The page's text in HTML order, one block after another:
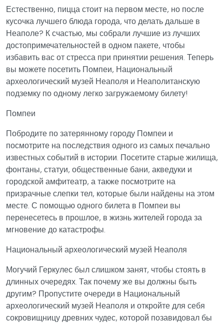
Естественно, пицца стоит на первом месте, но после
кусочка лучшего блюда города, что делать дальше в
Неаполе? К счастью, мы собрали лучшие из лучших
достопримечательностей в одном пакете, чтобы
избавить вас от стресса при принятии решения. Теперь
вы можете посетить Помпеи, Национальный
археологический музей Неаполя и Неаполитанскую
подземку по одному легко загружаемому билету!
Помпеи
Побродите по затерянному городу Помпеи и
посмотрите на последствия одного из самых печально
известных событий в истории. Посетите старые жилища,
фонтаны, статуи, общественные бани, акведуки и
городской амфитеатр, а также посмотрите на
призрачные слепки тел, которые были найдены на этом
месте. С помощью одного билета в Помпеи вы
перенесетесь в прошлое, в жизнь жителей города за
мгновение до катастрофы.
Национальный археологический музей Неаполя
Могучий Геркулес был слишком занят, чтобы стоять в
длинных очередях. Так почему же вы должны быть
другим? Пропустите очереди в Национальный
археологический музей Неаполя и откройте для себя
сокровищницу древних чудес, которой позавидовал бы